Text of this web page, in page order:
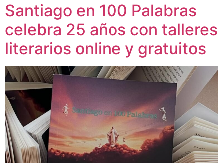
Santiago en 100 Palabras
celebra 25 años con talleres
literarios online y gratuitos